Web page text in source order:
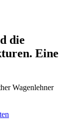
die
Eine
Wagenlehner